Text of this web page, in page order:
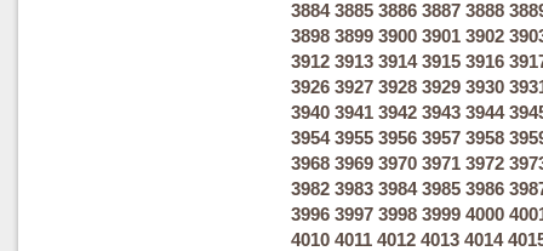
3884 3885 3886 3887 3888
3898 3899 3900 3901 3902
3912 3913 3914 3915 3916
3926 3927 3928 3929 3930
3940 3941 3942 3943 3944
3954 3955 3956 3957 3958
3968 3969 3970 3971 3972
3982 3983 3984 3985 3986
3996 3997 3998 3999 4000
4010 4011 4012 4013 4014